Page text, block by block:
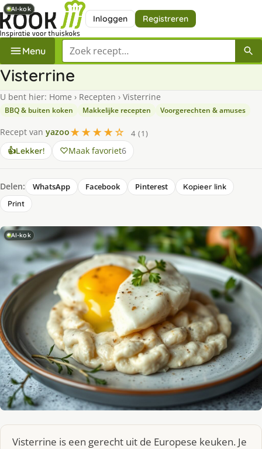
Inloggen Registreren
Menu Zoek een recept
Visterrine
U bent hier: Home › Recepten › Visterrine
BBQ & buiten koken Makkelijke recepten Voorgerechten & amuses
Recept van yazoo★★★★☆
4 (1)
👍Lekker! Maak favoriet6
Delen: WhatsApp Facebook Pinterest
Kopieer link
Print
AI-kok
Visterrine is een gerecht uit de Europese keuken. Je
AI-kok
AI-kok
AI-kok